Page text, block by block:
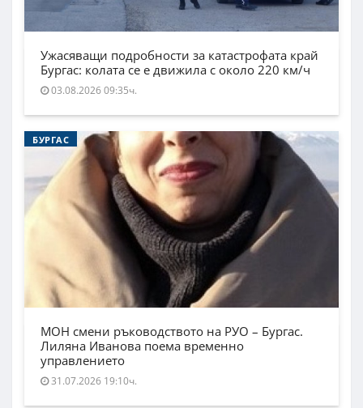
Ужасяващи подробности за катастрофата край
Бургас: колата се е движила с около 220 км/ч
03.08.2026 09:35ч.
БУРГАС
МОН смени ръководството на РУО – Бургас.
Лиляна Иванова поема временно
управлението
31.07.2026 19:10ч.